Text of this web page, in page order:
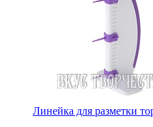
Линейка для разметки